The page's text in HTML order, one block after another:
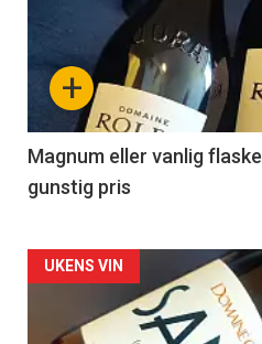
akkurat
nå
3
+
Magnum eller vanlig
gunstig pris
Forsiden
akkurat
UKENS VIN